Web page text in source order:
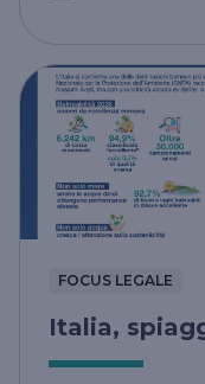
FOCUS LEGALE
Italia,